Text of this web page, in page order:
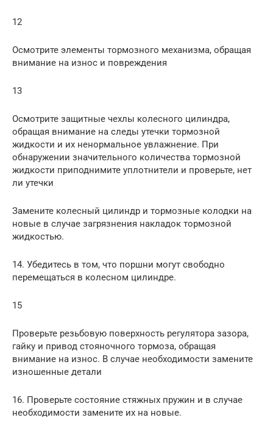
12
Осмотрите элементы тормозного механизма, обращая
внимание на износ и повреждения
13
Осмотрите защитные чехлы колесного цилиндра,
обращая внимание на следы утечки тормозной
жидкости и их ненормальное увлажнение. При
обнаружении значительного количества тормозной
жидкости приподнимите уплотнители и проверьте, нет
ли утечки
Замените колесный цилиндр и тормозные колодки на
новые в случае загрязнения накладок тормозной
жидкостью.
14. Убедитесь в том, что поршни могут свободно
перемещаться в колесном цилиндре.
15
Проверьте резьбовую поверхность регулятора зазора,
гайку и привод стояночного тормоза, обращая
внимание на износ. В случае необходимости замените
изношенные детали
16. Проверьте состояние стяжных пружин и в случае
необходимости замените их на новые.